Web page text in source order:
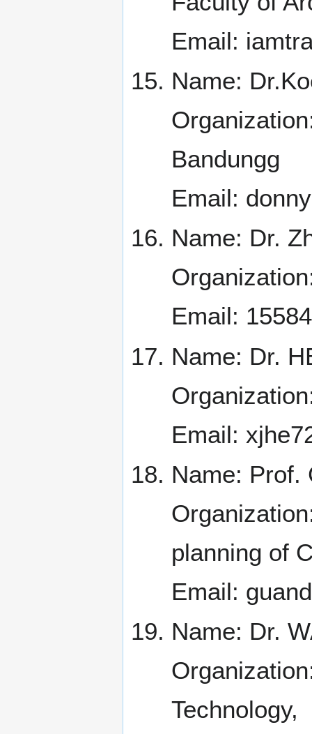
Email:
Name:
Bandungg
Email:
Name: Dr.
Email:
Name: Dr.
Email:
Name: Prof.
planning of
Email:
Name: Dr.
Technology,